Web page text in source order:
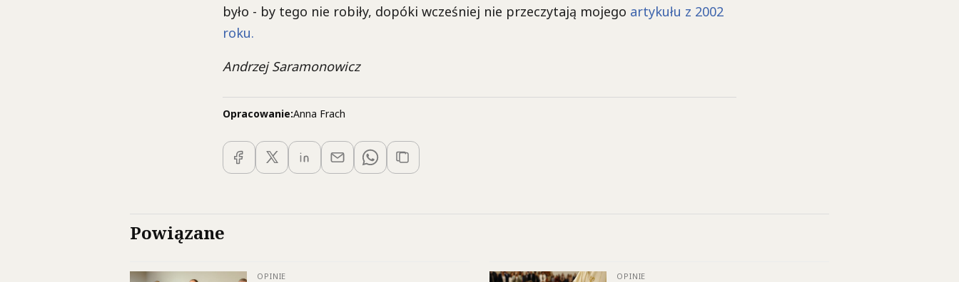
było - by tego nie robiły, dopóki wcześniej nie przeczytają mojego artykułu z 2002
roku.
Andrzej Saramonowicz
Opracowanie:Anna Frach
Powiązane
OPINIE OPINIE